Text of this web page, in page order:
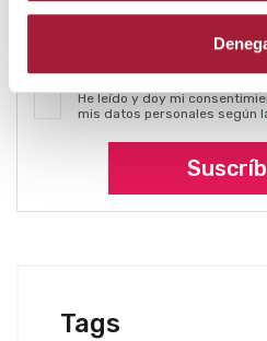
(*) Campos obligatorios
He leído y doy mi
mis datos personales según
Tags